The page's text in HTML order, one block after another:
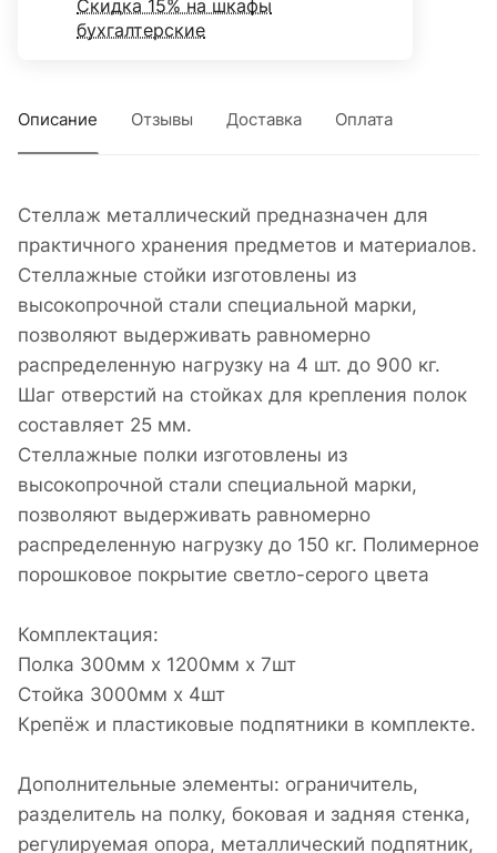
Скидка 15% на шкафы
бухгалтерские
Описание Отзывы Доставка Оплата
Стеллаж металлический предназначен для
практичного хранения предметов и материалов.
Стеллажные стойки изготовлены из
высокопрочной стали специальной марки,
позволяют выдерживать равномерно
распределенную нагрузку на 4 шт. до 900 кг.
Шаг отверстий на стойках для крепления полок
составляет 25 мм.
Стеллажные полки изготовлены из
высокопрочной стали специальной марки,
позволяют выдерживать равномерно
распределенную нагрузку до 150 кг. Полимерное
порошковое покрытие светло-серого цвета
Комплектация:
Полка 300мм х 1200мм x 7шт
Стойка 3000мм x 4шт
Крепёж и пластиковые подпятники в комплекте.
Дополнительные элементы: ограничитель,
разделитель на полку, боковая и задняя стенка,
регулируемая опора, металлический подпятник,